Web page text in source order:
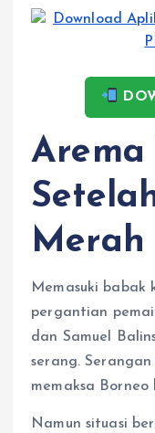
Arema
Memasuki babak
pergantian
dan Samuel
serang.
memaksa
Namun situasi